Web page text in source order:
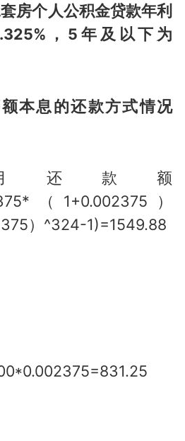
房个人公积金贷款年利
，5年及以下为
本息的还款方式情况
款额
（1+0.002375）
）^324-1)=1549.88